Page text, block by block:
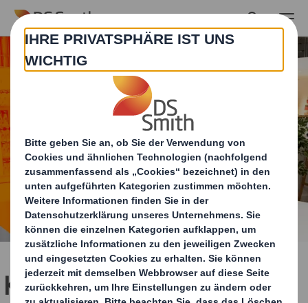
Skip to main content
Kreislauffähigkeit